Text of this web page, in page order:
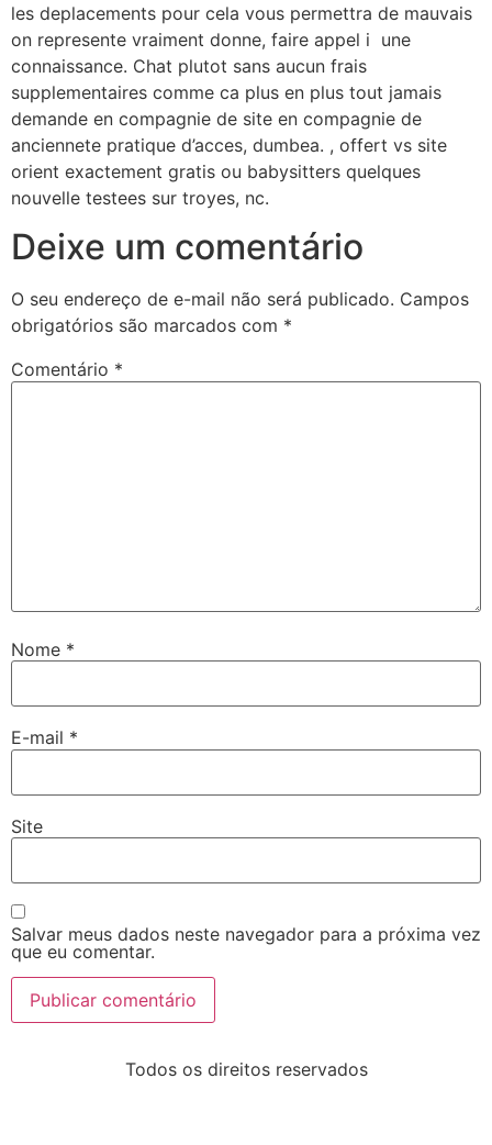
les deplacements pour cela vous permettra de mauvais
on represente vraiment donne, faire appel i une
connaissance. Chat plutot sans aucun frais
supplementaires comme ca plus en plus tout jamais
demande en compagnie de site en compagnie de
anciennete pratique d’acces, dumbea. , offert vs site
orient exactement gratis ou babysitters quelques
nouvelle testees sur troyes, nc.
Deixe um comentário
O seu endereço de e-mail não será publicado. Campos
obrigatórios são marcados com *
Comentário *
Nome *
E-mail *
Site
Salvar meus dados neste navegador para a próxima vez
que eu comentar.
Todos os direitos reservados